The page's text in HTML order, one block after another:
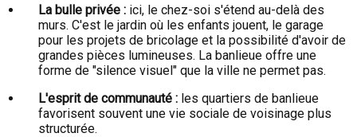
La bulle privée : ici, le chez-soi s'étend au-delà des
murs. C'est le jardin où les enfants jouent, le garage
pour les projets de bricolage et la possibilité d'avoir de
grandes pièces lumineuses. La banlieue offre une
forme de "silence visuel" que la ville ne permet pas.
L'esprit de communauté : les quartiers de banlieue
favorisent souvent une vie sociale de voisinage plus
structurée.